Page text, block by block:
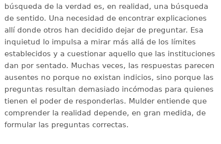
búsqueda de la verdad es, en realidad, una búsqueda
de sentido. Una necesidad de encontrar explicaciones
allí donde otros han decidido dejar de preguntar. Esa
inquietud lo impulsa a mirar más allá de los límites
establecidos y a cuestionar aquello que las instituciones
dan por sentado. Muchas veces, las respuestas parecen
ausentes no porque no existan indicios, sino porque las
preguntas resultan demasiado incómodas para quienes
tienen el poder de responderlas. Mulder entiende que
comprender la realidad depende, en gran medida, de
formular las preguntas correctas.